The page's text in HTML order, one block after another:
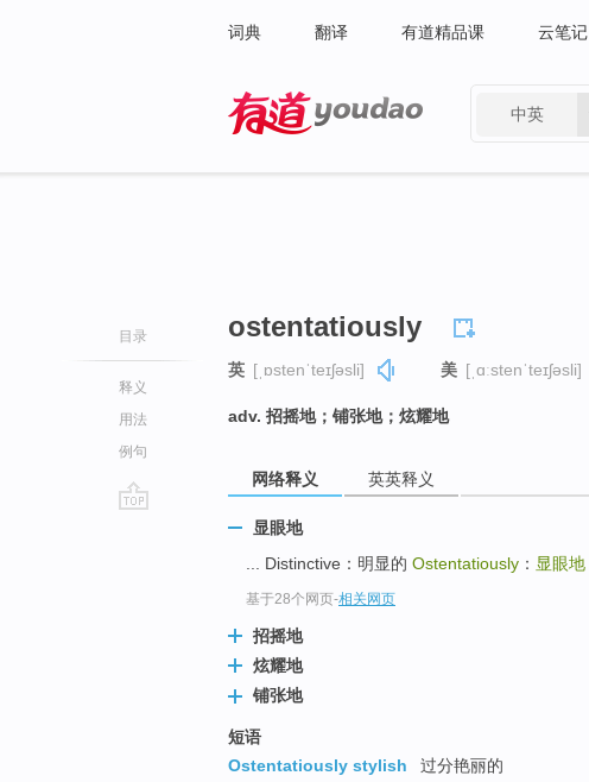
词典 翻译 有道精品课 云笔记
中英
目录
释义
用法
例句
ostentatiously
英 [ˌɒstenˈteɪʃəsli] 美 [ˌɑːstenˈteɪʃəsli]
adv. 招摇地；铺张地；炫耀地
网络释义 英英释义
显眼地
... Distinctive：明显的 Ostentatiously ： 显眼地
基于28个网页-相关网页
招摇地
炫耀地
铺张地
短语
Ostentatiously stylish
过分艳丽的